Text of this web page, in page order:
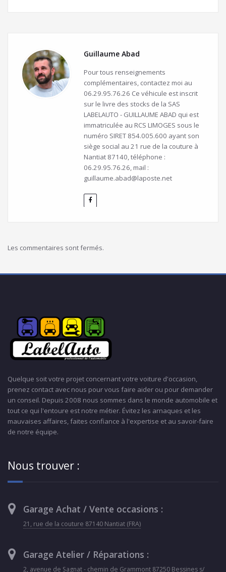
Guillaume Abad
Pour tous renseignements
complémentaires, contactez moi au
06.29.95.76.26 Ce véhicule est inscrit
sur le livre des stocks de la SAS
LABELAUTO - GUILLAUME ABAD qui est
immatriculée au RCS LIMOGES sous le
numéro SIRET 854.005.600 ayant son
siège social au 21 rue de la couture à
Nantiat 87140, téléphone :
06.29.95.76.26, mail :
guillaume.abad@laposte.net
Les commentaires sont fermés.
Quelque soit votre projet concernant votre voiture d'occasion,
prenez contact avec nous pour vous faire aider ou pour demander
un conseil. Depuis 2008 nous sommes dans le monde automobile et
tout ce qui l'entoure est notre métier. Évitez les arnaques et les
mauvaises affaires, faites confiance à l'expertise et au savoir-faire
de notre équipe.
Nous trouver :
Garage Achat / Vente occasions :
21, rue de la couture 87140 Nantiat (FRA)
Garage Atelier / Réparations :
2, avenue de Sagnat - chemin de Grammont 87250 Bessines s/